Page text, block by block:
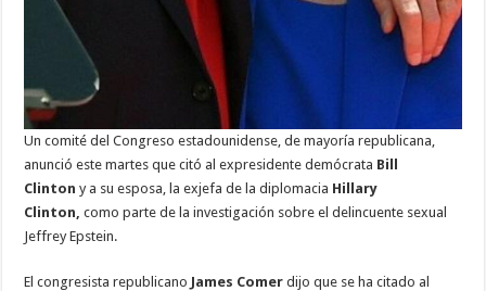
Un comité del Congreso estadounidense, de mayoría republicana,
anunció este martes que citó al expresidente demócrata Bill
Clinton y a su esposa, la exjefa de la diplomacia Hillary
Clinton,como parte de la investigación sobre el delincuente sexual
Jeffrey Epstein.
El congresista republicano James Comer dijo que se ha citado al